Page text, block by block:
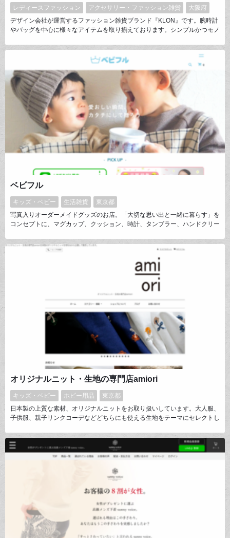
レディースファッション アクセサリー・ファッション雑貨
大阪府
デザイン会社が運営するファッション雑貨ブランド『KLON』です。腕時計
やバッグを中心に様々なアイテムを取り揃えております。シンプルかつモノ
商品を展開しております。特に「時を分け合うペアウォッチ」をコンセプト
に作った腕時計はインスタグラムでインフルエンサーなどが着けていたこと
ベビフル
キッズ・ベビー 生活雑貨
東京都
写真入りオーダーメイドグッズのお店。「大切な思い出と一緒に暮らす」を
コンセプトに、マグカップ、クッション、時計、タンブラー、ハンドクリー
日」「父の日」「敬老の日」など、お子さんの写真でフォトグッズをつく
り、お父さん・お母さん（じぃじ・ばぁば）に贈る『孫グッズ』として好評
オリジナルニット・生地の専門店amiori
キッズ・ベビー ホビー用品
東京都
日本製の上質な素材、オリジナルニットをお取り扱いしています。大人服、
子供服、親子リンクコーデなどどちらにも使える生地をテーマにセレクトし